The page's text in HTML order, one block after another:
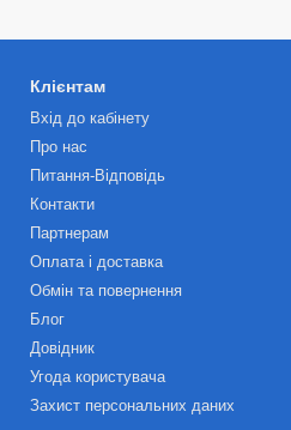
Клієнтам
Вхід до кабінету
Про нас
Питання-Відповідь
Контакти
Партнерам
Оплата і доставка
Обмін та повернення
Блог
Довідник
Угода користувача
Захист персональних даних